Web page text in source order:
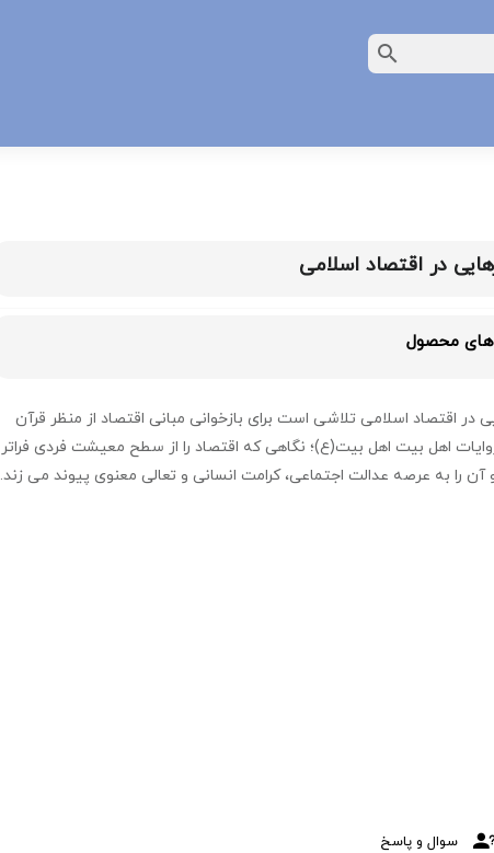
در اقتصاد اسلامی
محصول
در اقتصاد اسلامی تلاشی است برای بازخوانی مبانی اقتصاد از منظر قرآن
اهل بیت اهل بیت(ع)؛ نگاهی که اقتصاد را از سطح معیشت فردی فراتر
آن را به عرصه عدالت اجتماعی، کرامت انسانی و تعالی معنوی پیوند می زند.
سوال و پاسخ